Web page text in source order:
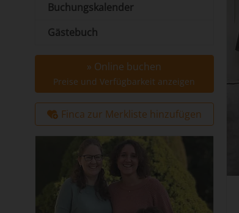
Buchungskalender
Gästebuch
» Online buchen
Preise und Verfügbarkeit anzeigen
Finca zur Merkliste hinzufügen